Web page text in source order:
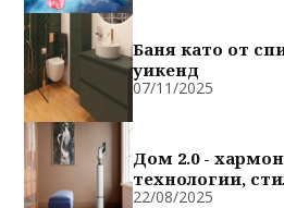
Баня като от
уикенд
07/11/2025
Дом 2.0 -
технологии,
22/08/2025